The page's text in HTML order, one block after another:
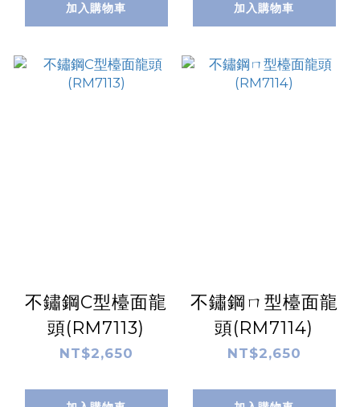
加入購物車 加入購物車
不鏽鋼C型檯面龍
頭(RM7113)
NT$2,650
不鏽鋼ㄇ型檯面龍
頭(RM7114)
NT$2,650